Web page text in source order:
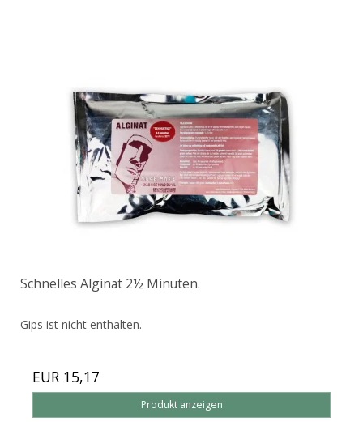
Schnelles Alginat 2½ Minuten.
Gips ist nicht enthalten.
EUR 15,17
Produkt anzeigen